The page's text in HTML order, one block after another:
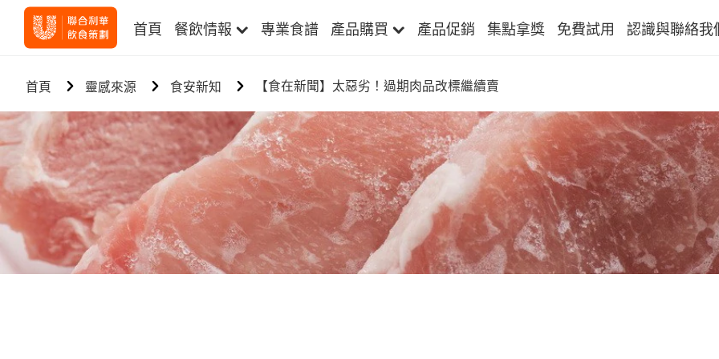
首頁 餐飲情報 專業食譜 產品購買 產品促銷 集點拿獎 免費試用 認識與聯絡我
首頁 靈感來源 食安新知 【食在新聞】太惡劣！過期肉品改標繼續賣